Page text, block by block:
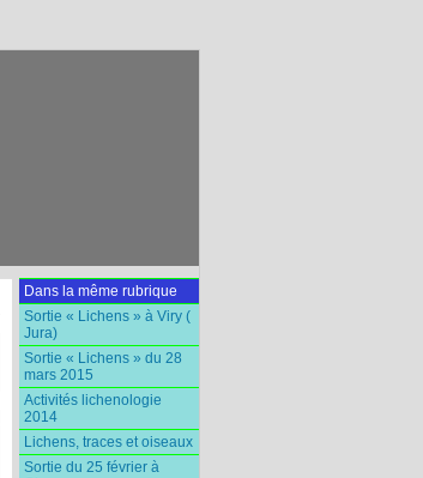
Dans la même rubrique
Sortie « Lichens » à Viry (
Jura)
Sortie « Lichens » du 28
mars 2015
Activités lichenologie
2014
Lichens, traces et oiseaux
Sortie du 25 février à